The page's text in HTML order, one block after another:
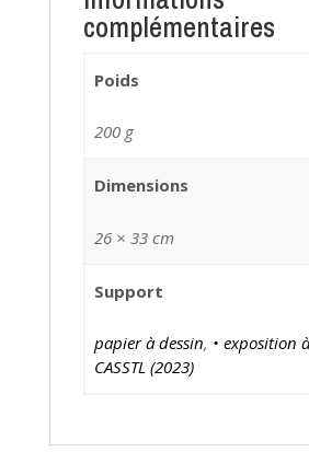
complémentaires
Poids
200 g
Dimensions
26 × 33 cm
Support
papier à dessin, • exposition
CASSTL (2023)